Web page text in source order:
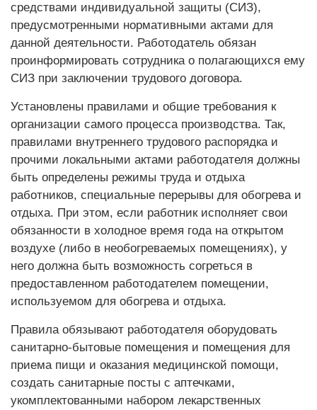
средствами индивидуальной защиты (СИЗ),
предусмотренными нормативными актами для
данной деятельности. Работодатель обязан
проинформировать сотрудника о полагающихся ему
СИЗ при заключении трудового договора.
Установлены правилами и общие требования к
организации самого процесса производства. Так,
правилами внутреннего трудового распорядка и
прочими локальными актами работодателя должны
быть определены режимы труда и отдыха
работников, специальные перерывы для обогрева и
отдыха. При этом, если работник исполняет свои
обязанности в холодное время года на открытом
воздухе (либо в необогреваемых помещениях), у
него должна быть возможность согреться в
предоставленном работодателем помещении,
используемом для обогрева и отдыха.
Правила обязывают работодателя оборудовать
санитарно-бытовые помещения и помещения для
приема пищи и оказания медицинской помощи,
создать санитарные посты с аптечками,
укомплектованными набором лекарственных